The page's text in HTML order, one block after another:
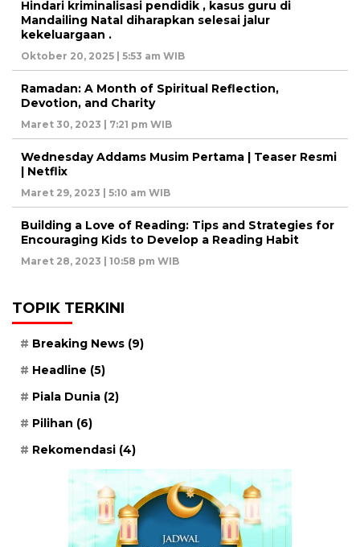
Hindari kriminalisasi pendidik , kasus guru di
Mandailing Natal diharapkan selesai jalur
kekeluargaan .
Oktober 20, 2025 | 5:53 am WIB
Ramadan: A Month of Spiritual Reflection,
Devotion, and Charity
Maret 30, 2023 | 7:21 pm WIB
Wednesday Addams Musim Pertama | Teaser Resmi
| Netflix
Maret 29, 2023 | 5:10 am WIB
Building a Love of Reading: Tips and Strategies for
Encouraging Kids to Develop a Reading Habit
Maret 28, 2023 | 10:58 pm WIB
TOPIK TERKINI
Breaking News (9)
Headline (5)
Piala Dunia (2)
Pilihan (6)
Rekomendasi (4)